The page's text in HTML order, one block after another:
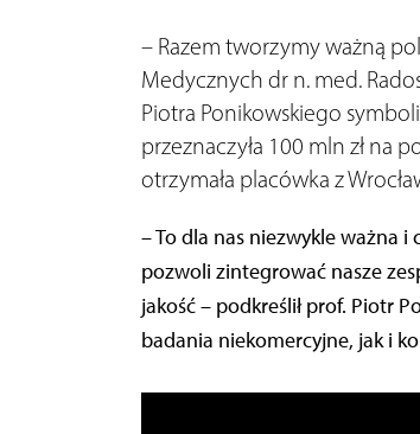
– Razem tworzymy ważną
Medycznych dr n. med.
Piotra Ponikowskiego
przeznaczyła 100 mln zł na
otrzymała placówka z
– To dla nas niezwykle ważna
pozwoli zintegrować nasze
jakość – podkreślił prof. Piotr
badania niekomercyjne, jak i